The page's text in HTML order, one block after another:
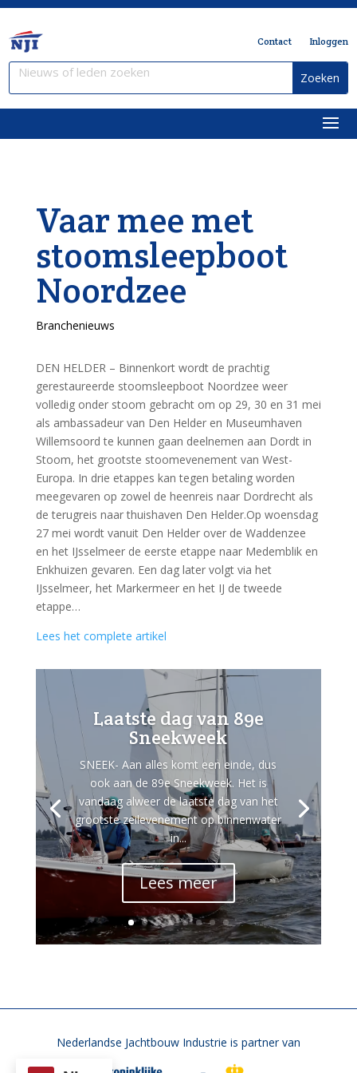
Contact Inloggen
Vaar mee met
stoomsleepboot
Noordzee
Branchenieuws
DEN HELDER – Binnenkort wordt de prachtig
gerestaureerde stoomsleepboot Noordzee weer
volledig onder stoom gebracht om op 29, 30 en 31 mei
als ambassadeur van Den Helder en Museumhaven
Willemsoord te kunnen gaan deelnemen aan Dordt in
Stoom, het grootste stoomevenement van West-
Europa. In drie etappes kan tegen betaling worden
meegevaren op zowel de heenreis naar Dordrecht als
de terugreis naar thuishaven Den Helder.Op woensdag
27 mei wordt vanuit Den Helder over de Waddenzee
en het IJsselmeer de eerste etappe naar Medemblik en
Enkhuizen gevaren. Een dag later volgt via het
IJsselmeer, het Markermeer en het IJ de tweede
etappe…
Lees het complete artikel
Laatste dag van 89e
Sneekweek
SNEEK- Aan alles komt een einde, dus
ook aan de 89e Sneekweek. Het is
vandaag alweer de laatste dag van het
grootste zeilevenement op binnenwater
in...
Lees meer
Nederlandse Jachtbouw Industrie is partner van